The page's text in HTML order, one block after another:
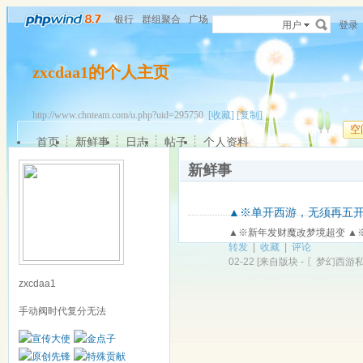
银行 群组聚合 广场 用户 登录
zxcdaa1的个人主页
http://www.chnteam.com/u.php?uid=295750 [收藏] [复制]
空
首页 新鲜事 日志 帖子 个人资料
zxcdaa1
手动阀时代复分无法
新鲜事
▲※单开西游，无须再五
▲※新年发财魔改梦境超变
转发|收藏|评论
02-22 [来自版块 - 〖梦幻西游